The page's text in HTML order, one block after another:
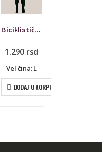
Biciklističke helanke Cheji
1.290 rsd
Veličina: L
DODAJ U KORPU